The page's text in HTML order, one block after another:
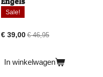
Sale!
€ 39,00 € 46,95
In winkelwagen